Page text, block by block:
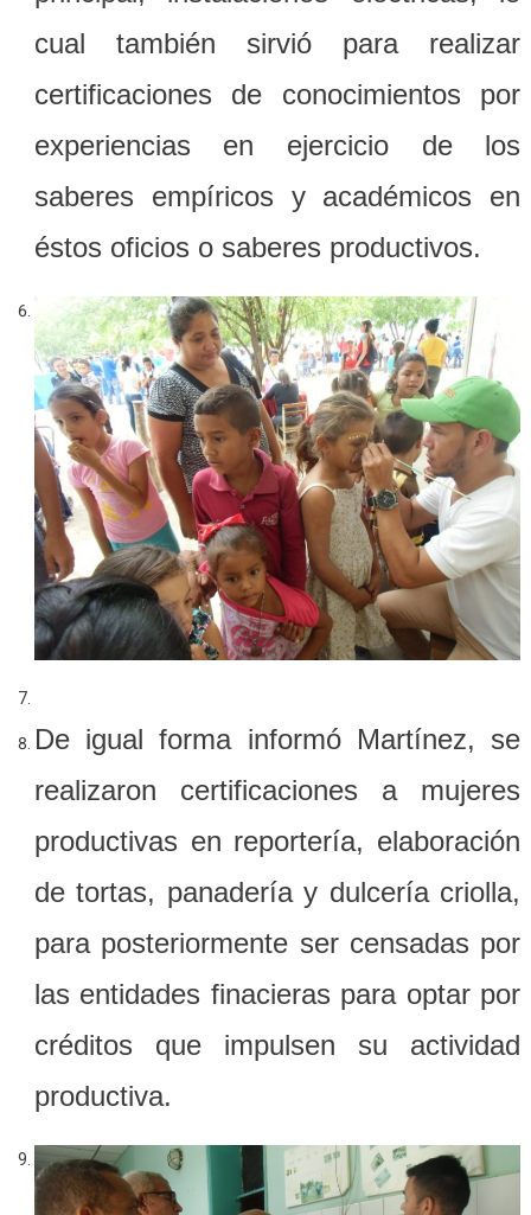
cual también sirvió para realizar
certificaciones de conocimientos por
experiencias en ejercicio de los
saberes empíricos y académicos en
éstos oficios o saberes productivos.
De igual forma informó Martínez, se
realizaron certificaciones a mujeres
productivas en reportería, elaboración
de tortas, panadería y dulcería criolla,
para posteriormente ser censadas por
las entidades finacieras para optar por
créditos que impulsen su actividad
productiva.